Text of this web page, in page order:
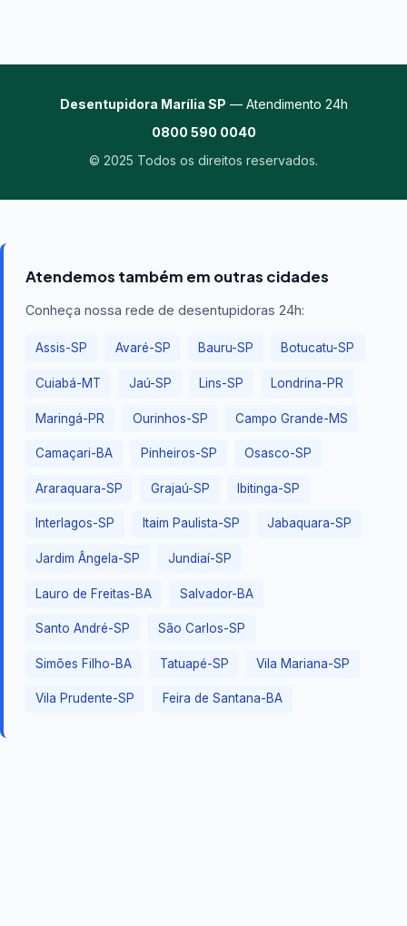
Desentupidora Marília SP — Atendimento 24h
0800 590 0040
© 2025 Todos os direitos reservados.
Atendemos também em outras cidades
Conheça nossa rede de desentupidoras 24h:
Assis-SP Avaré-SP Bauru-SP Botucatu-SP
Cuiabá-MT Jaú-SP Lins-SP Londrina-PR
Maringá-PR Ourinhos-SP Campo Grande-MS
Camaçari-BA Pinheiros-SP Osasco-SP
Araraquara-SP Grajaú-SP Ibitinga-SP
Interlagos-SP Itaim Paulista-SP Jabaquara-SP
Jardim Ângela-SP Jundiaí-SP
Lauro de Freitas-BA Salvador-BA
Santo André-SP São Carlos-SP
Simões Filho-BA Tatuapé-SP Vila Mariana-SP
Vila Prudente-SP Feira de Santana-BA